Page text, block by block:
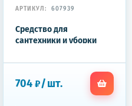
АРТИКУЛ: 607939
Средство для
сантехники и уборки
5,3 кг, GRASS DOS GEL,
дезинфицирующее,
концентрат, 125240
704 ₽/шт.